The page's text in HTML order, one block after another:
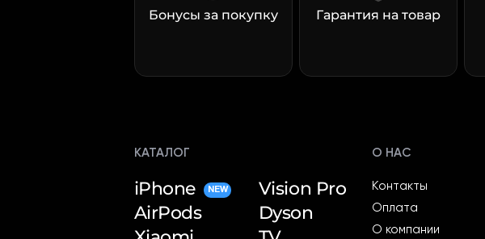
Бонусы за покупку Гарантия на товар
КАТАЛОГ
iPhone NEW
AirPods
Vision Pro
Dyson
О НАС
Контакты
Оплата
О компании